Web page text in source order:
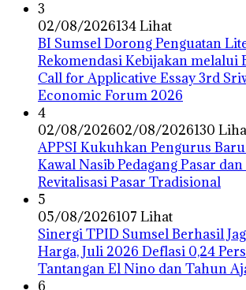
3
02/08/2026134 Lihat
BI Sumsel Dorong Penguatan
Rekomendasi Kebijakan melalui
Call for Applicative Essay 3rd
Economic Forum 2026
4
02/08/202602/08/2026130
APPSI Kukuhkan Pengurus
Kawal Nasib Pedagang Pasar
Revitalisasi Pasar Tradisional
5
05/08/2026107 Lihat
Sinergi TPID Sumsel Berhasil
Harga, Juli 2026 Deflasi 0,24
Tantangan El Nino dan Tahun
6